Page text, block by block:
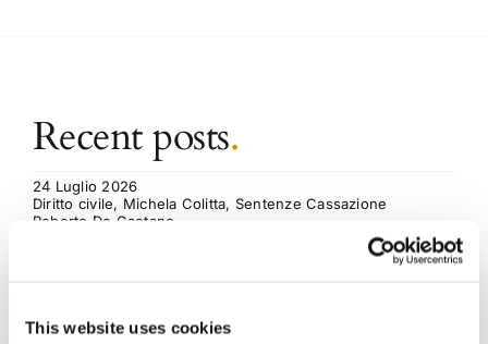
This website uses cookies
Recent posts.
24 Luglio 2026
Diritto civile, Michela Colitta, Sentenze Cassazione
Roberto De Gaetano